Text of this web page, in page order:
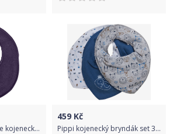
Mikk-Line Mikk - Line kojenecký bryndák 9941 Aubergine
459 Kč
Pippi kojenecký bryndák set 3 ks 5868 - 746